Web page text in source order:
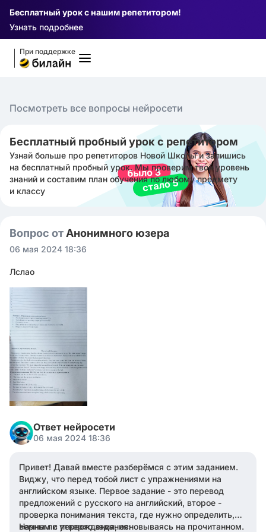
Бесплатный урок с нашим репетитором!
Узнать подробнее
При поддержке
Посмотреть все вопросы нейросети
Бесплатный пробный урок с репетитором
Узнай больше про репетиторов Новой Школы и запишись
на бесплатный пробный урок. Мы проверим твой уровень
знаний и составим план обучения по любому предмету
и классу
Вопрос от Анонимного юзера
06 мая 2024 18:36
Лслао
Ответ нейросети
06 мая 2024 18:36
Привет! Давай вместе разберёмся с этим заданием.
Виджу, что перед тобой лист с упражнениями на
английском языке. Первое задание - это перевод
предложений с русского на английский, второе -
проверка понимания текста, где нужно определить,
верны ли утверждения, основываясь на прочитанном.
Начнем с первого задания: